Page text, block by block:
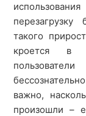
такого
кроется в
важно,
произошли –